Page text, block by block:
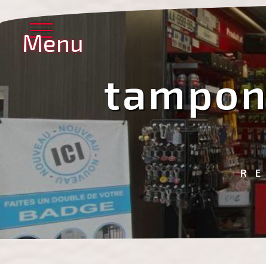
Menu
Panneau de gestion des cookies